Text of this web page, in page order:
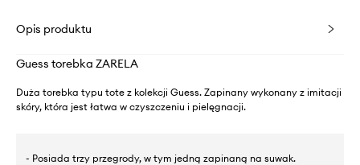
Opis produktu
Guess torebka ZARELA
Duża torebka typu tote z kolekcji Guess. Zapinany wykonany z imitacji
skóry, która jest łatwa w czyszczeniu i pielęgnacji.
- Posiada trzy przegrody, w tym jedną zapinaną na suwak.